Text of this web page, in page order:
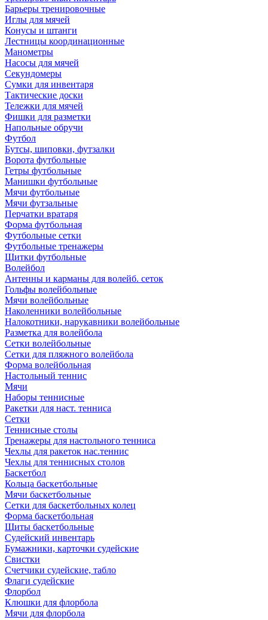
Барьеры тренировочные
Иглы для мячей
Конусы и штанги
Лестницы координационные
Манометры
Насосы для мячей
Секундомеры
Сумки для инвентаря
Тактические доски
Тележки для мячей
Фишки для разметки
Напольные обручи
Футбол
Бутсы, шиповки, футзалки
Ворота футбольные
Гетры футбольные
Манишки футбольные
Мячи футбольные
Мячи футзальные
Перчатки вратаря
Форма футбольная
Футбольные сетки
Футбольные тренажеры
Щитки футбольные
Волейбол
Антенны и карманы для волейб. сеток
Гольфы волейбольные
Мячи волейбольные
Наколенники волейбольные
Налокотники, нарукавники волейбольные
Разметка для волейбола
Сетки волейбольные
Сетки для пляжного волейбола
Форма волейбольная
Настольный теннис
Мячи
Наборы теннисные
Ракетки для наст. тенниса
Сетки
Теннисные столы
Тренажеры для настольного тенниса
Чехлы для ракеток нас.теннис
Чехлы для теннисных столов
Баскетбол
Кольца баскетбольные
Мячи баскетбольные
Сетки для баскетбольных колец
Форма баскетбольная
Щиты баскетбольные
Судейский инвентарь
Бумажники, карточки судейские
Свистки
Счетчики судейские, табло
Флаги судейские
Флорбол
Клюшки для флорбола
Мячи для флорбола